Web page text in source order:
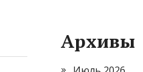
Архивы